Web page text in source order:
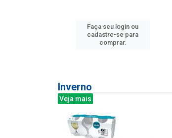
Faça seu login ou
cadastre-se para
comprar.
Inverno
Veja mais